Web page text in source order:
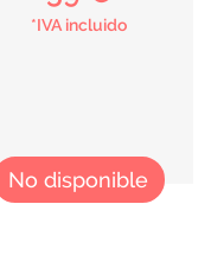
*IVA incluido
No disponible